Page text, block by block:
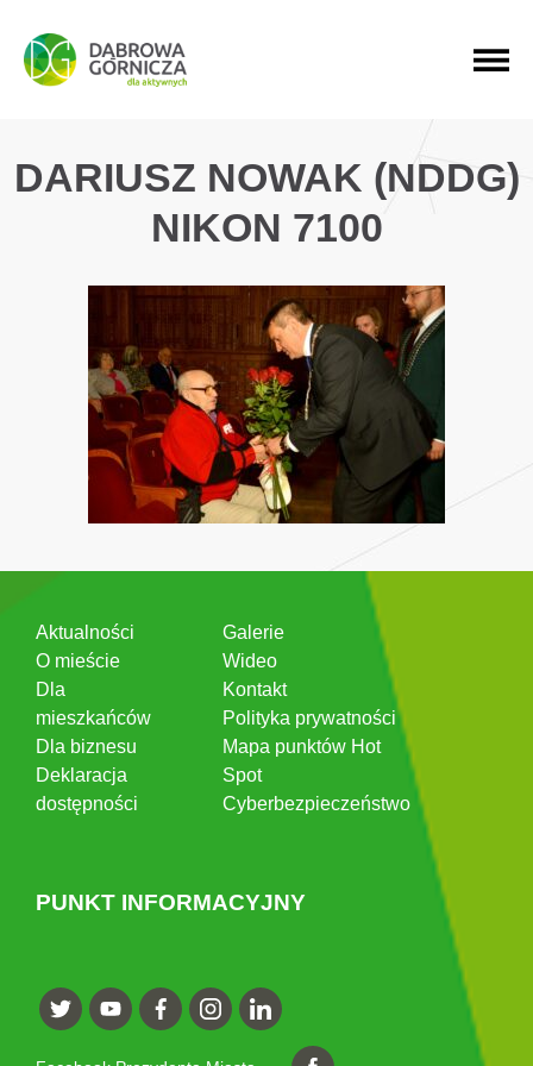
PRZEJDŹ DO MENU GŁÓWNEGO
PRZEJDŹ DO WYSZUKIWARKI
PRZEJDŹ DO TREŚCI
DARIUSZ NOWAK (NDDG)
NIKON 7100
Aktualności
O mieście
Dla
mieszkańców
Dla biznesu
Deklaracja
dostępności
Galerie
Wideo
Kontakt
Polityka prywatności
Mapa punktów Hot
Spot
Cyberbezpieczeństwo
PUNKT INFORMACYJNY